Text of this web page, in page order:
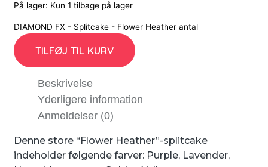
På lager: Kun 1 tilbage på lager
DIAMOND FX - Splitcake - Flower Heather antal
TILFØJ TIL KURV
Beskrivelse
Yderligere information
Anmeldelser (0)
Denne store “Flower Heather”-splitcake
indeholder følgende farver: Purple, Lavender,